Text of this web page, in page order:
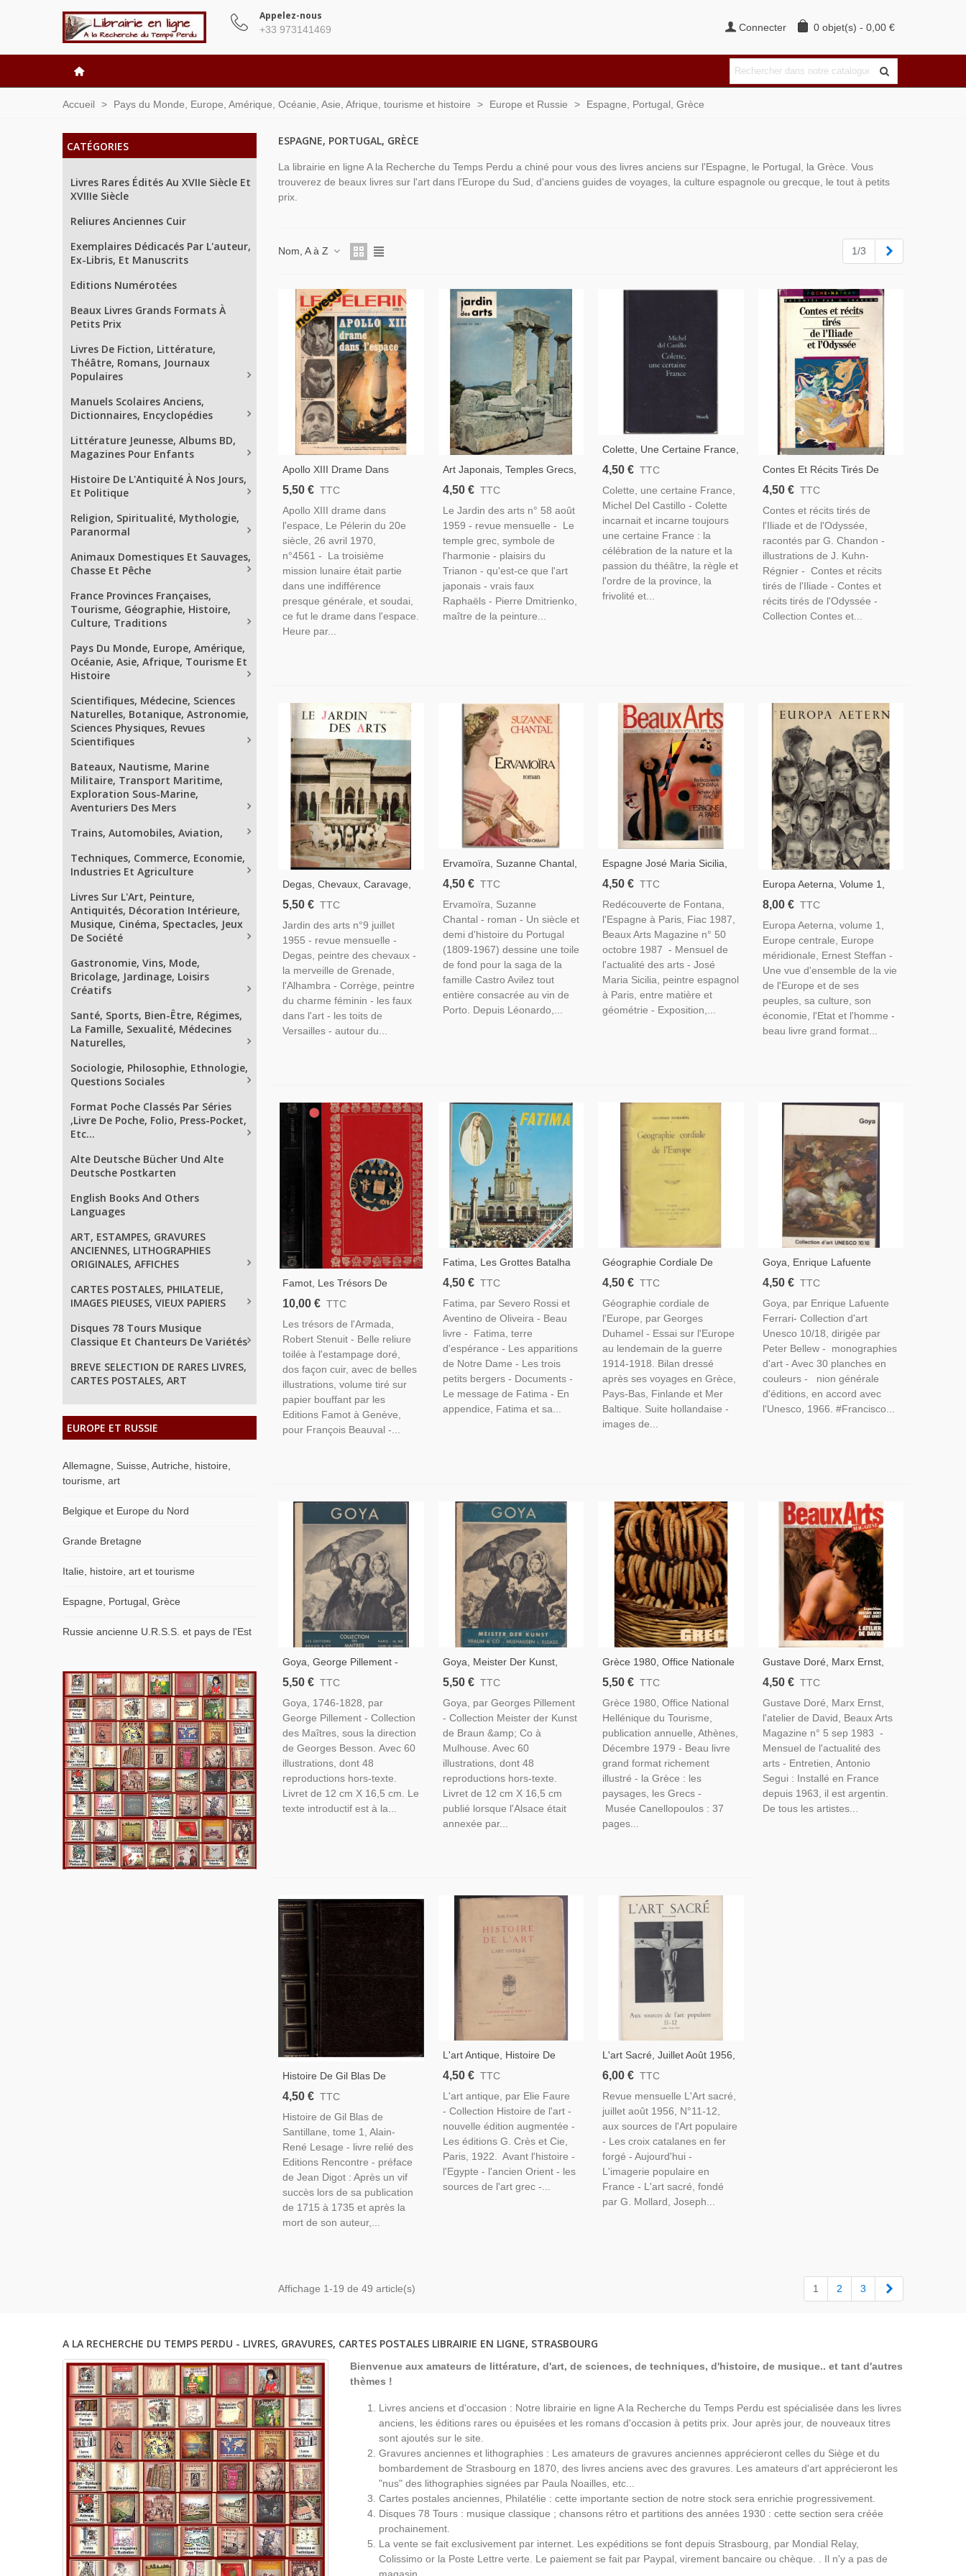
Appelez-nous
+33 973141469 Connecter 0 objet(s) - 0,00 €
Accueil > Pays du Monde, Europe, Amérique, Océanie, Asie, Afrique, tourisme et histoire > Europe et Russie > Espagne, Portugal, Grèce
CATÉGORIES
Livres Rares Édités Au XVIIe Siècle Et
XVIIIe Siècle
Reliures Anciennes Cuir
Exemplaires Dédicacés Par L'auteur,
Ex-Libris, Et Manuscrits
Editions Numérotées
Beaux Livres Grands Formats À
Petits Prix
Livres De Fiction, Littérature,
Théâtre, Romans, Journaux
Populaires
Manuels Scolaires Anciens,
Dictionnaires, Encyclopédies
Littérature Jeunesse, Albums BD,
Magazines Pour Enfants
Histoire De L'Antiquité À Nos Jours,
Et Politique
Religion, Spiritualité, Mythologie,
Paranormal
Animaux Domestiques Et Sauvages,
Chasse Et Pêche
France Provinces Françaises,
Tourisme, Géographie, Histoire,
Culture, Traditions
Pays Du Monde, Europe, Amérique,
Océanie, Asie, Afrique, Tourisme Et
Histoire
Scientifiques, Médecine, Sciences
Naturelles, Botanique, Astronomie,
Sciences Physiques, Revues
Scientifiques
Bateaux, Nautisme, Marine
Militaire, Transport Maritime,
Exploration Sous-Marine,
Aventuriers Des Mers
Trains, Automobiles, Aviation,
Techniques, Commerce, Economie,
Industries Et Agriculture
Livres Sur L'Art, Peinture,
Antiquités, Décoration Intérieure,
Musique, Cinéma, Spectacles, Jeux
De Société
Gastronomie, Vins, Mode,
Bricolage, Jardinage, Loisirs
Créatifs
Santé, Sports, Bien-Être, Régimes,
La Famille, Sexualité, Médecines
Naturelles,
Sociologie, Philosophie, Ethnologie,
Questions Sociales
Format Poche Classés Par Séries
,Livre De Poche, Folio, Press-Pocket,
Etc...
Alte Deutsche Bücher Und Alte
Deutsche Postkarten
English Books And Others
Languages
ART, ESTAMPES, GRAVURES
ANCIENNES, LITHOGRAPHIES
ORIGINALES, AFFICHES
CARTES POSTALES, PHILATELIE,
IMAGES PIEUSES, VIEUX PAPIERS
Disques 78 Tours Musique
Classique Et Chanteurs De Variétés
BREVE SELECTION DE RARES LIVRES,
CARTES POSTALES, ART
EUROPE ET RUSSIE
Allemagne, Suisse, Autriche, histoire,
tourisme, art
Belgique et Europe du Nord
Grande Bretagne
Italie, histoire, art et tourisme
Espagne, Portugal, Grèce
Russie ancienne U.R.S.S. et pays de l'Est
ESPAGNE, PORTUGAL, GRÈCE
La librairie en ligne A la Recherche du Temps Perdu a chiné pour vous des livres anciens sur l'Espagne, le Portugal, la Grèce. Vous
trouverez de beaux livres sur l'art dans l'Europe du Sud, d'anciens guides de voyages, la culture espagnole ou grecque, le tout à petits
prix.
Nom, A à Z 1/3
Apollo XIII Drame Dans
L'espace, Le Pélerin Du 20e
Espace, Portugal, Vélo Eddy
Mercks, Dessinateurs BD,
5,50 € TTC
Apollo XIII drame dans
l'espace, Le Pélerin du 20e
siècle, 26 avril 1970,
n°4561 - La troisième
mission lunaire était partie
dans une indifférence
presque générale, et soudai,
ce fut le drame dans l'espace.
Heure par...
Art Japonais, Temples Grecs,
Grèce Antique, Dmitrienko
Des Arts N°16 Février 1956 -,
4,50 € TTC
Le Jardin des arts n° 58 août
1959 - revue mensuelle - Le
temple grec, symbole de
l'harmonie - plaisirs du
Trianon - qu'est-ce que l'art
japonais - vrais faux
Raphaëls - Pierre Dmitrienko,
maître de la peinture...
Colette, Une Certaine France,
Michel Del Castillo, 1999 -
Biographie De Colette, Vie En
Province, Vie Parisienne 1900
4,50 € TTC
Colette, une certaine France,
Michel Del Castillo - Colette
incarnait et incarne toujours
une certaine France : la
célébration de la nature et la
passion du théâtre, la règle et
l'ordre de la province, la
frivolité et...
Contes Et Récits Tirés De
L'Iliade Et L'Odyssée, G.
Grèce Antique, Auteurs
Classiques Grecs,
4,50 € TTC
Contes et récits tirés de
l'Iliade et de l'Odyssée,
racontés par G. Chandon -
illustrations de J. Kuhn-
Régnier - Contes et récits
tirés de l'Iliade - Contes et
récits tirés de l'Odyssée -
Collection Contes et...
Degas, Chevaux, Caravage,
Peintres Italiens, Espagnols,
Caravanes 1950, - Jardin Des
Arts N°9 Juil 1955 -
5,50 € TTC
Jardin des arts n°9 juillet
1955 - revue mensuelle -
Degas, peintre des chevaux -
la merveille de Grenade,
l'Alhambra - Corrège, peintre
du charme féminin - les faux
dans l'art - les toits de
Versailles - autour du...
Ervamoïra, Suzanne Chantal,
1982 - Vin De Porto, Vallée
Familiale, Vins,
4,50 € TTC
Ervamoïra, Suzanne
Chantal - roman - Un siècle et
demi d'histoire du Portugal
(1809-1967) dessine une toile
de fond pour la saga de la
famille Castro Avilez tout
entière consacrée au vin de
Porto. Depuis Léonardo,...
Espagne José Maria Sicilia,
Lucio Fontana, Architecture
Photographes Américains -
Beaux Arts N° 50 Oct 1987
4,50 € TTC
Redécouverte de Fontana,
l'Espagne à Paris, Fiac 1987,
Beaux Arts Magazine n° 50
octobre 1987 - Mensuel de
l'actualité des arts - José
Maria Sicilia, peintre espagnol
à Paris, entre matière et
géométrie - Exposition,...
Europa Aeterna, Volume 1,
Ernest Steffan, 1964 -,
Centrale, Histoire, Culture,
Politique,
8,00 € TTC
Europa Aeterna, volume 1,
Europe centrale, Europe
méridionale, Ernest Steffan -
Une vue d'ensemble de la vie
de l'Europe et de ses
peuples, sa culture, son
économie, l'Etat et l'homme -
beau livre grand format...
Famot, Les Trésors De
L'Armanda, Robert Stenuit,
Au Trésor, Espagne XVIe S.
10,00 € TTC
Les trésors de l'Armada,
Robert Stenuit - Belle reliure
toilée à l'estampage doré,
dos façon cuir, avec de belles
illustrations, volume tiré sur
papier bouffant par les
Editions Famot à Genève,
pour François Beauval -...
Fatima, Les Grottes Batalha
Alcobaça Nazaré, 1982,
4,50 € TTC
Fatima, par Severo Rossi et
Aventino de Oliveira - Beau
livre - Fatima, terre
d'espérance - Les apparitions
de Notre Dame - Les trois
petits bergers - Documents -
Le message de Fatima - En
appendice, Fatima et sa...
Géographie Cordiale De
L'Europe, Georges Duhamel -
1930
4,50 € TTC
Géographie cordiale de
l'Europe, par Georges
Duhamel - Essai sur l'Europe
au lendemain de la guerre
1914-1918. Bilan dressé
après ses voyages en Grèce,
Pays-Bas, Finlande et Mer
Baltique. Suite hollandaise -
images de...
Goya, Enrique Lafuente
Ferrari, 1966 - Peintres XVIIIe
4,50 € TTC
Goya, par Enrique Lafuente
Ferrari- Collection d'art
Unesco 10/18, dirigée par
Peter Bellew - monographies
d'art - Avec 30 planches en
couleurs - nion générale
d'éditions, en accord avec
l'Unesco, 1966. #Francisco...
Goya, George Pillement -
Collection Des Maîtres,
5,50 € TTC
Goya, 1746-1828, par
George Pillement - Collection
des Maîtres, sous la direction
de Georges Besson. Avec 60
illustrations, dont 48
reproductions hors-texte.
Livret de 12 cm X 16,5 cm. Le
texte introductif est à la...
Goya, Meister Der Kunst,
Georges Pillement, Collection
5,50 € TTC
Goya, par Georges Pillement
- Collection Meister der Kunst
de Braun &amp; Co à
Mulhouse. Avec 60
illustrations, dont 48
reproductions hors-texte.
Livret de 12 cm X 16,5 cm
publié lorsque l'Alsace était
annexée par...
Grèce 1980, Office Nationale
Hellénique Du Tourisme,
Archéologie, Antiquité, Grèce
Antique,
5,50 € TTC
Grèce 1980, Office National
Hellénique du Tourisme,
publication annuelle, Athènes,
Décembre 1979 - Beau livre
grand format richement
illustré - la Grèce : les
paysages, les Grecs -
Musée Canellopoulos : 37
pages...
Gustave Doré, Marx Ernst,
L'atelier De David, Lisbonne,
Segui - Beaux Arts Magazine
N° 5 Sep 1983 -
4,50 € TTC
Gustave Doré, Marx Ernst,
l'atelier de David, Beaux Arts
Magazine n° 5 sep 1983 -
Mensuel de l'actualité des
arts - Entretien, Antonio
Segui : Installé en France
depuis 1963, il est argentin.
De tous les artistes...
Histoire De Gil Blas De
Santillane, T1, Alain-René
Picaresque, Littérature XVIIIe
S., Espagne, Rencontre,
4,50 € TTC
Histoire de Gil Blas de
Santillane, tome 1, Alain-
René Lesage - livre relié des
Editions Rencontre - préface
de Jean Digot : Après un vif
succès lors de sa publication
de 1715 à 1735 et après la
mort de son auteur,...
L'art Antique, Histoire De
L'art, Elie Faure, 1922 -
Egypte
4,50 € TTC
L'art antique, par Elie Faure
- Collection Histoire de l'art -
nouvelle édition augmentée -
Les éditions G. Crès et Cie,
Paris, 1922. Avant l'histoire -
l'Egypte - l'ancien Orient - les
sources de l'art grec -...
L'art Sacré, Juillet Août 1956,
Aux Sources De L'Art
Espagne
6,00 € TTC
Revue mensuelle L'Art sacré,
juillet août 1956, N°11-12,
aux sources de l'Art populaire
- Les croix catalanes en fer
forgé - Aujourd'hui -
L'imagerie populaire en
France - L'art sacré, fondé
par G. Mollard, Joseph...
Affichage 1-19 de 49 article(s) 1 2 3
A LA RECHERCHE DU TEMPS PERDU - LIVRES, GRAVURES, CARTES POSTALES LIBRAIRIE EN LIGNE, STRASBOURG
Bienvenue aux amateurs de littérature, d'art, de sciences, de techniques, d'histoire, de musique.. et tant d'autres
thèmes !
Livres anciens et d'occasion : Notre librairie en ligne A la Recherche du Temps Perdu est spécialisée dans les livres
anciens, les éditions rares ou épuisées et les romans d'occasion à petits prix. Jour après jour, de nouveaux titres
sont ajoutés sur le site.
Gravures anciennes et lithographies : Les amateurs de gravures anciennes apprécieront celles du Siège et du
bombardement de Strasbourg en 1870, des livres anciens avec des gravures. Les amateurs d'art apprécieront les
"nus" des lithographies signées par Paula Noailles, etc...
Cartes postales anciennes, Philatélie : cette importante section de notre stock sera enrichie progressivement.
Disques 78 Tours : musique classique ; chansons rétro et partitions des années 1930 : cette section sera créée
prochainement.
La vente se fait exclusivement par internet. Les expéditions se font depuis Strasbourg, par Mondial Relay,
Colissimo or la Poste Lettre verte. Le paiement se fait par Paypal, virement bancaire ou chèque. . Il n'y a pas de